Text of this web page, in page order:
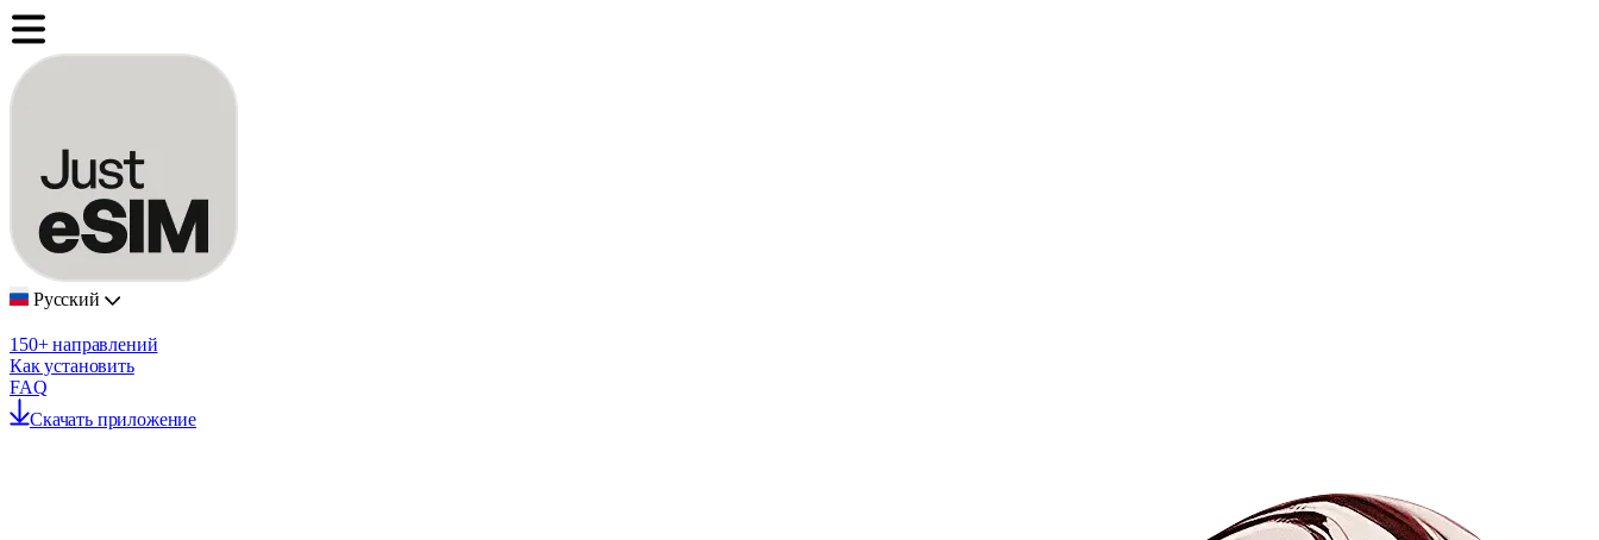
Русский
150+ направлений
Как установить
FAQ
Скачать приложение